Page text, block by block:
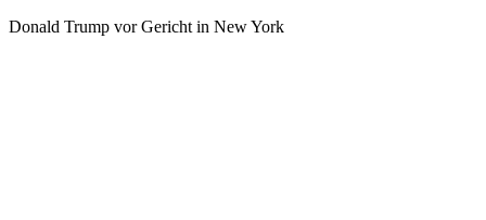
Donald Trump vor Gericht in New York